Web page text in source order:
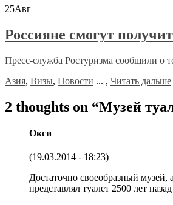
25Авг
Россияне смогут
Пресс-служба Ростуризма сообщили о
Азия, Визы, Новости ... , Читать дальше
2 thoughts on “Музей
Окси
(19.03.2014 - 18:23)
Достаточно своеобразный музей,
представлял туалет 2500 лет